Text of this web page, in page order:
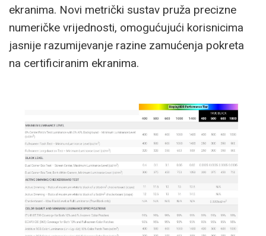
ekranima. Novi metrički sustav pruža precizne
numeričke vrijednosti, omogućujući korisnicima
jasnije razumijevanje razine zamućenja pokreta
na certificiranim ekranima.